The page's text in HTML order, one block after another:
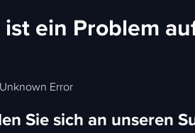
ein Problem
Unknown Error
Sie sich an unseren